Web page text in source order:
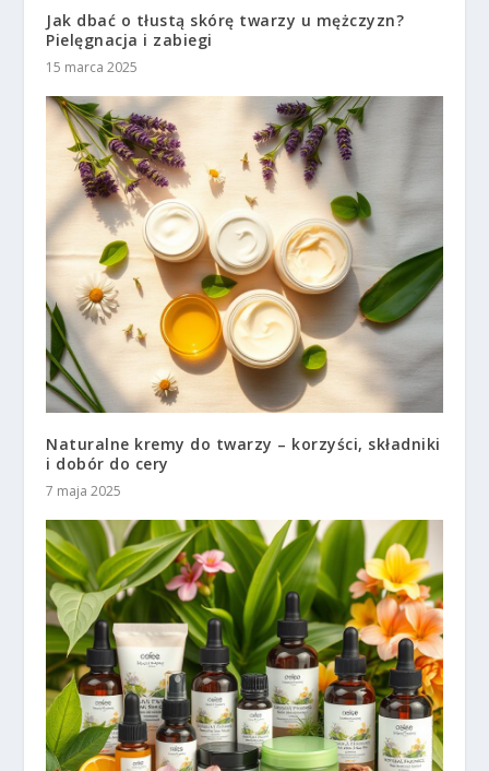
Jak dbać o tłustą skórę twarzy u mężczyzn?
Pielęgnacja i zabiegi
15 marca 2025
Naturalne kremy do twarzy – korzyści, składniki
i dobór do cery
7 maja 2025